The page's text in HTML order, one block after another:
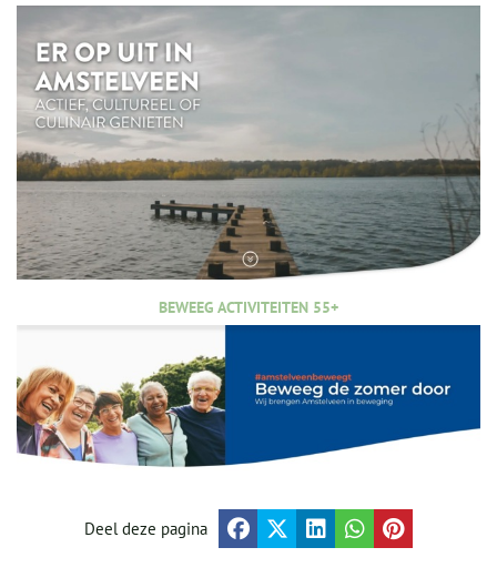
BEWEEG ACTIVITEITEN 55+
Deel deze pagina